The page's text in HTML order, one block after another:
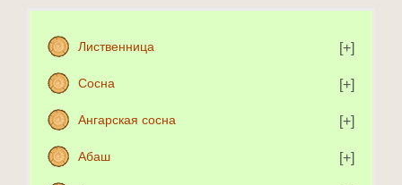
Лиственница
Сосна
Ангарская сосна
Абаш